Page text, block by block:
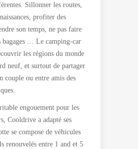
Sillonner les routes,
profiter des
son temps, ne pas faire
bagages … Le camping-car
les régions du monde
neuf, et surtout de partager
couple ou entre amis des
engouement pour les
Cooldrive a adapté ses
se compose de véhicules
renouvelés entre 1 and et 5